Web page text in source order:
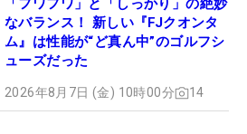
「フワフワ」と「しっかり」の絶妙
なバランス！ 新しい『FJクオンタ
ム』は性能が“ど真ん中”のゴルフシ
ューズだった
2026年8月7日 (金) 10時00分 14